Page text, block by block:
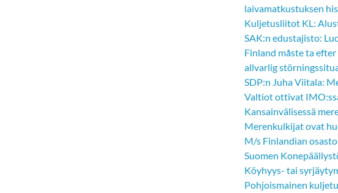
laivamatkustuksen
Kuljetusliitot KL:
SAK:n edustajisto:
Finland måste ta
allvarlig
SDP:n Juha Viitala:
Valtiot ottivat
Kansainvälisessä
Merenkulkijat ovat
M/s Finlandian
Suomen
Köyhyys- tai
Pohjoismainen